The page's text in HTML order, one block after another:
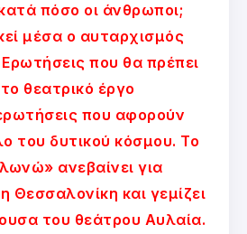
πόσο οι άνθρωποι;
μέσα ο αυταρχισμός
που θα πρέπει
θεατρικό έργο
που αφορούν
του δυτικού κόσμου. Το
ανεβαίνει για
και γεμίζει
του θεάτρου Αυλαία.